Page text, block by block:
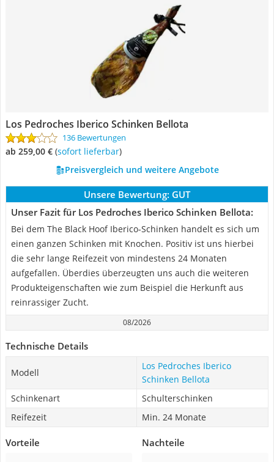
Los Pedroches Iberico Schinken Bellota
136 Bewertungen
ab 259,00 € ( Sofort lieferbar)
Preisvergleich und weitere Angebote
Unsere Bewertung: GUT
Unser Fazit für Los Pedroches Iberico Schinken Bellota:
Bei dem The Black Hoof Iberico-Schinken handelt es sich um
einen ganzen Schinken mit Knochen. Positiv ist uns hierbei
die sehr lange Reifezeit von mindestens 24 Monaten
aufgefallen. Überdies überzeugten uns auch die weiteren
Produkteigenschaften wie zum Beispiel die Herkunft aus
reinrassiger Zucht.
08/2026
Technische Details
Modell
Los Pedroches Iberico
Schinken Bellota
Schinkenart
Schulterschinken
Reifezeit
Min. 24 Monate
Vorteile Nachteile